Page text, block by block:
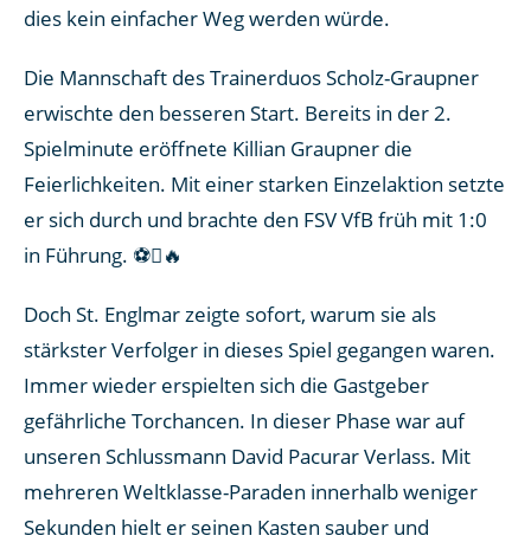
dies kein einfacher Weg werden würde.
Die Mannschaft des Trainerduos Scholz-Graupner
erwischte den besseren Start. Bereits in der 2.
Spielminute eröffnete Killian Graupner die
Feierlichkeiten. Mit einer starken Einzelaktion setzte
er sich durch und brachte den FSV VfB früh mit 1:0
in Führung. ⚽🔥
Doch St. Englmar zeigte sofort, warum sie als
stärkster Verfolger in dieses Spiel gegangen waren.
Immer wieder erspielten sich die Gastgeber
gefährliche Torchancen. In dieser Phase war auf
unseren Schlussmann David Pacurar Verlass. Mit
mehreren Weltklasse-Paraden innerhalb weniger
Sekunden hielt er seinen Kasten sauber und